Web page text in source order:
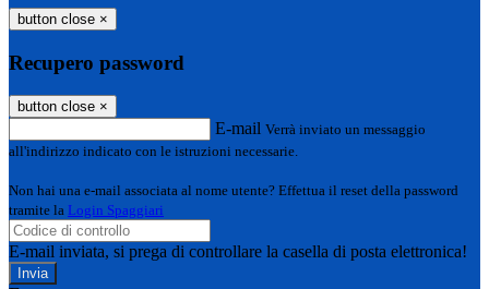
button close ×
Recupero password
button close ×
E-mail Verrà inviato un messaggio
all'indirizzo indicato con le istruzioni necessarie.
Non hai una e-mail associata al nome utente? Effettua il reset della password
tramite la Login Spaggiari
E-mail inviata, si prega di controllare la casella di posta elettronica!